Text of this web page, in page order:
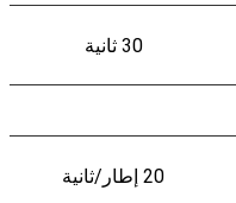
30 ثانية
20 إطار/ثانية